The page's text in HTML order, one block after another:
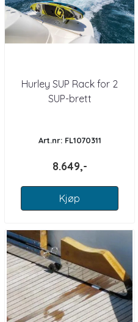
Hurley SUP Rack for 2
SUP-brett
Art.nr: FL1070311
8.649,-
Kjøp